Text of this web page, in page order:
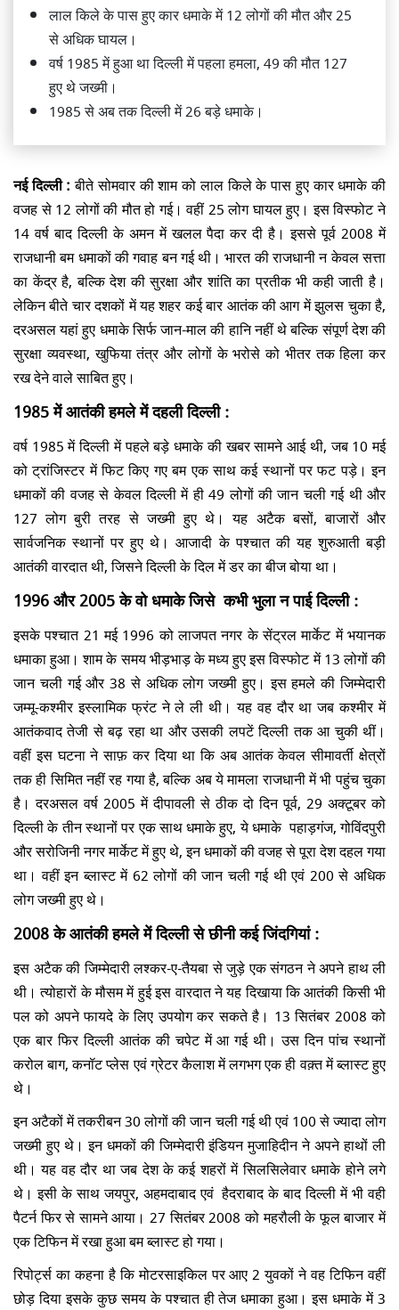
लाल किले के पास हुए कार धमाके में 12 लोगों की मौत और 25
से अधिक घायल।
वर्ष 1985 में हुआ था दिल्ली में पहला हमला, 49 की मौत 127
हुए थे जख्मी।
1985 से अब तक दिल्ली में 26 बड़े धमाके।
नई दिल्ली :बीते सोमवार की शाम को लाल किले के पास हुए कार धमाके की
वजह से 12 लोगों की मौत हो गई। वहीं 25 लोग घायल हुए। इस विस्फोट ने
14 वर्ष बाद दिल्ली के अमन में खलल पैदा कर दी है। इससे पूर्व 2008 में
राजधानी बम धमाकों की गवाह बन गई थी। भारत की राजधानी न केवल सत्ता
का केंद्र है, बल्कि देश की सुरक्षा और शांति का प्रतीक भी कही जाती है।
लेकिन बीते चार दशकों में यह शहर कई बार आतंक की आग में झुलस चुका है,
दरअसल यहां हुए धमाके सिर्फ जान-माल की हानि नहीं थे बल्कि संपूर्ण देश की
सुरक्षा व्यवस्था, खुफिया तंत्र और लोगों के भरोसे को भीतर तक हिला कर
रख देने वाले साबित हुए।
1985 में आतंकी हमले में दहली दिल्ली :
वर्ष 1985 में दिल्ली में पहले बड़े धमाके की खबर सामने आई थी, जब 10 मई
को ट्रांजिस्टर में फिट किए गए बम एक साथ कई स्थानों पर फट पड़े। इन
धमाकों की वजह से केवल दिल्ली में ही 49 लोगों की जान चली गई थी और
127 लोग बुरी तरह से जख्मी हुए थे। यह अटैक बसों, बाजारों और
सार्वजनिक स्थानों पर हुए थे। आजादी के पश्चात की यह शुरुआती बड़ी
आतंकी वारदात थी, जिसने दिल्ली के दिल में डर का बीज बोया था।
1996 और 2005 के वो धमाके जिसे कभी भुला न पाईदिल्ली :
इसके पश्चात 21 मई 1996 को लाजपत नगर के सेंट्रल मार्केट में भयानक
धमाका हुआ। शाम के समय भीड़भाड़ के मध्य हुए इस विस्फोट में 13 लोगों की
जान चली गई और 38 से अधिक लोग जख्मी हुए। इस हमले की जिम्मेदारी
जम्मू-कश्मीर इस्लामिक फ्रंट ने ले ली थी। यह वह दौर था जब कश्मीर में
आतंकवाद तेजी से बढ़ रहा था और उसकी लपटें दिल्ली तक आ चुकी थीं।
वहीं इस घटना ने साफ़ कर दिया था कि अब आतंक केवल सीमावर्ती क्षेत्रों
तक ही सिमित नहीं रह गया है, बल्कि अब ये मामला राजधानी में भी पहुंच चुका
है। दरअसल वर्ष 2005 में दीपावली से ठीक दो दिन पूर्व, 29 अक्टूबर को
दिल्ली के तीन स्थानों पर एक साथ धमाके हुए, ये धमाके पहाड़गंज, गोविंदपुरी
और सरोजिनी नगर मार्केट में हुए थे, इन धमाकों की वजह से पूरा देश दहल गया
था। वहीं इन ब्लास्ट में 62 लोगों की जान चली गई थी एवं 200 से अधिक
लोग जख्मी हुए थे।
2008 के आतंकी हमले में दिल्ली से छीनी कई जिंदगियां :
इस अटैक की जिम्मेदारी लश्कर-ए-तैयबा से जुड़े एक संगठन ने अपने हाथ ली
थी। त्योहारों के मौसम में हुई इस वारदात ने यह दिखाया कि आतंकी किसी भी
पल को अपने फायदे के लिए उपयोग कर सकते है। 13 सितंबर 2008 को
एक बार फिर दिल्ली आतंक की चपेट में आ गई थी। उस दिन पांच स्थानों
करोल बाग, कनॉट प्लेस एवं ग्रेटर कैलाश में लगभग एक ही वक़्त में ब्लास्ट हुए
थे।
इन अटैकों में तकरीबन 30 लोगों की जान चली गई थी एवं 100 से ज्यादा लोग
जख्मी हुए थे। इन धमकों की जिम्मेदारी इंडियन मुजाहिदीन ने अपने हाथों ली
थी। यह वह दौर था जब देश के कई शहरों में सिलसिलेवार धमाके होने लगे
थे। इसी के साथ जयपुर, अहमदाबाद एवं हैदराबाद के बाद दिल्ली में भी वही
पैटर्न फिर से सामने आया। 27 सितंबर 2008 को महरौली के फूल बाजार में
एक टिफिन में रखा हुआ बम ब्लास्ट हो गया।
रिपोर्ट्स का कहना है कि मोटरसाइकिल पर आए 2 युवकों ने वह टिफिन वहीं
छोड़ दिया इसके कुछ समय के पश्चात ही तेज धमाका हुआ। इस धमाके में 3